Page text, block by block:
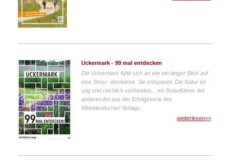
Uckermark - 99 mal entdecken
Die Uckermark fühlt sich an wie ein langer Blick auf
eine Streu- obstwiese. Sie entspannt. Die Natur ist
urig und reichlich vorhanden...
ein Reiseführer der
anderen Art aus der Erfolgsserie des
Mitteldeutschen Verlags.
weiterlesen>>